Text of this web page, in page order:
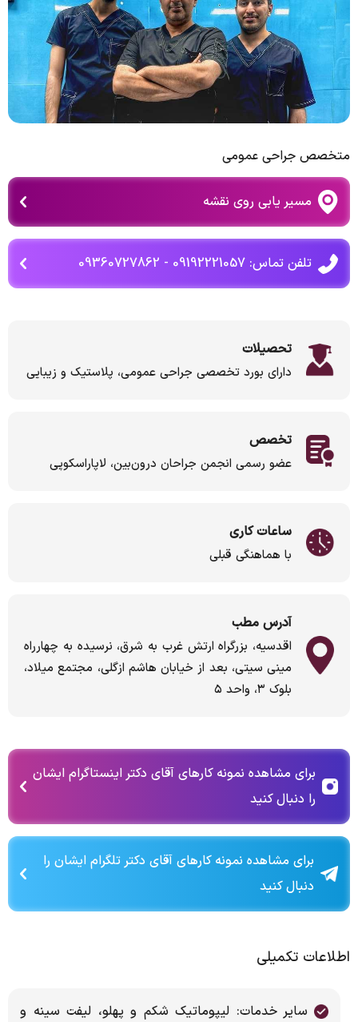
متخصص جراحی عمومی
مسیر یابی روی نقشه
تلفن تماس: 09192221057 - 09360727862
تحصیلات
دارای بورد تخصصی جراحی عمومی، پلاستیک و زیبایی
تخصص
عضو رسمی انجمن جراحان درون‌بین، لاپاراسکوپی
ساعات کاری
با هماهنگی قبلی
آدرس مطب
اقدسیه، بزرگراه ارتش غرب به شرق، نرسیده به چهارراه
مینی سیتی، بعد از خیابان هاشم ازگلی، مجتمع میلاد،
بلوک ۳، واحد ۵
برای مشاهده نمونه کارهای آقای دکتر اینستاگرام ایشان
را دنبال کنید
برای مشاهده نمونه کارهای آقای دکتر تلگرام ایشان را
دنبال کنید
اطلاعات تکمیلی
سایر خدمات: لیپوماتیک شکم و پهلو، لیفت سینه و